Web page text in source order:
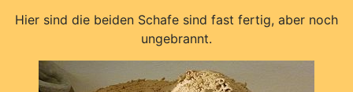
Hier sind die beiden Schafe sind fast fertig, aber noch
ungebrannt.